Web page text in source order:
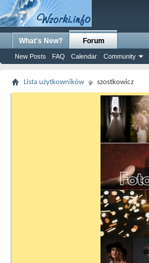
What's New? Forum
New Posts FAQ Calendar Community
Lista użytkowników szostkowicz